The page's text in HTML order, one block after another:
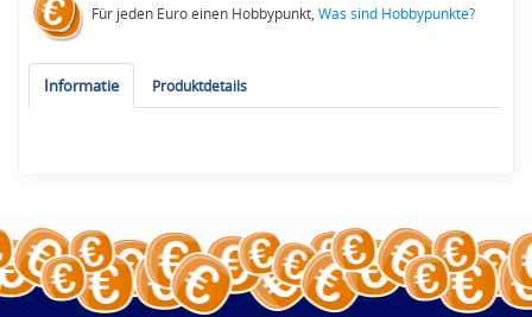
Für jeden Euro einen Hobbypunkt,Was sind Hobbypunkte?
Informatie Produktdetails